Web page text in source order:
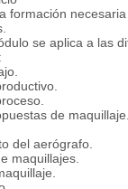
formación
se aplica a las
de maquillaje.
del aerógrafo.
maquillajes.